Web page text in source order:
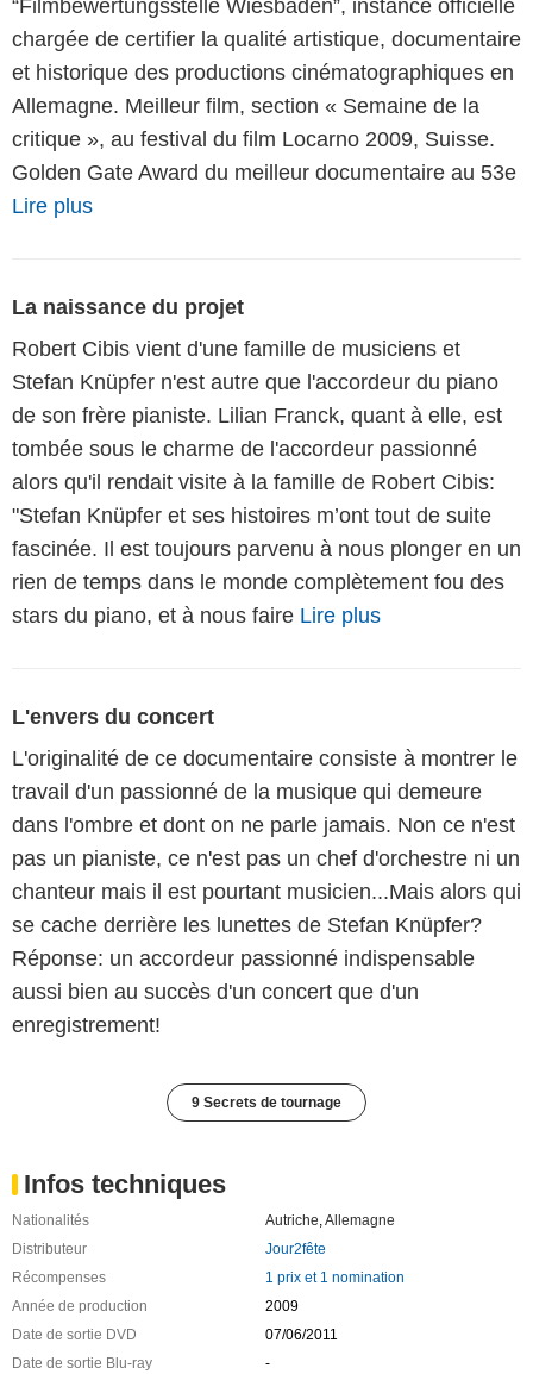
“Filmbewertungsstelle Wiesbaden”, instance officielle
chargée de certifier la qualité artistique, documentaire
et historique des productions cinématographiques en
Allemagne. Meilleur film, section « Semaine de la
critique », au festival du film Locarno 2009, Suisse.
Golden Gate Award du meilleur documentaire au 53e
Lire plus
La naissance du projet
Robert Cibis vient d'une famille de musiciens et
Stefan Knüpfer n'est autre que l'accordeur du piano
de son frère pianiste. Lilian Franck, quant à elle, est
tombée sous le charme de l'accordeur passionné
alors qu'il rendait visite à la famille de Robert Cibis:
"Stefan Knüpfer et ses histoires m’ont tout de suite
fascinée. Il est toujours parvenu à nous plonger en un
rien de temps dans le monde complètement fou des
stars du piano, et à nous faire Lire plus
L'envers du concert
L'originalité de ce documentaire consiste à montrer le
travail d'un passionné de la musique qui demeure
dans l'ombre et dont on ne parle jamais. Non ce n'est
pas un pianiste, ce n'est pas un chef d'orchestre ni un
chanteur mais il est pourtant musicien...Mais alors qui
se cache derrière les lunettes de Stefan Knüpfer?
Réponse: un accordeur passionné indispensable
aussi bien au succès d'un concert que d'un
enregistrement!
9 Secrets de tournage
Infos techniques
Nationalités Autriche,Allemagne
Distributeur
Jour2fête
Récompenses
1 prix et 1 nomination
Année de production
2009
Date de sortie DVD
07/06/2011
Date de sortie Blu-ray
-